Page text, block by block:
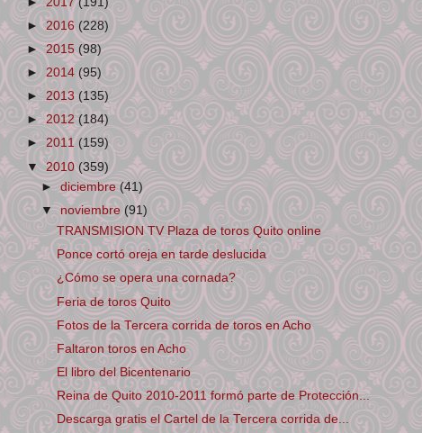
►2016 (228)
►2015 (98)
► 2014 (95)
► 2013(135)
►2012(184)
►2011(159)
▼2010(359)
►diciembre(41)
▼noviembre(91)
TRANSMISION TV Plaza de toros Quito online
Ponce cortó oreja en tarde deslucida
¿Cómo se opera una cornada?
Feria de toros Quito
Fotos de la Tercera corrida de toros en Acho
Faltaron toros en Acho
El libro del Bicentenario
Reina de Quito 2010-2011 formó parte de Protección...
Descarga gratis el Cartel de la Tercera corrida de...